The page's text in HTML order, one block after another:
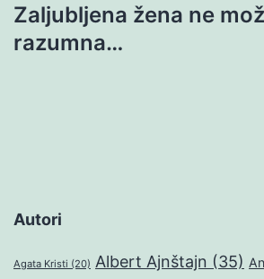
Zaljubljena žena ne
razumna…
Autori
Agata Kristi (20) Albert Ajnštajn (35)